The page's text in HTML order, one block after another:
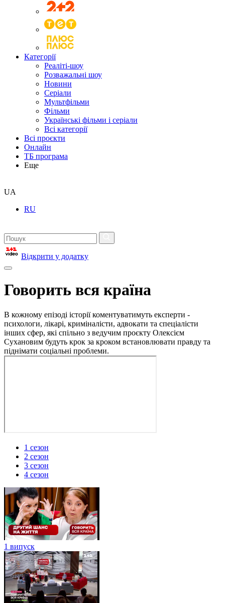
Категорії
Реаліті-шоу
Розважальні шоу
Новини
Серіали
Мультфільми
Фільми
Українські фільми і серіали
Всі категорії
Всі проєкти
Онлайн
ТБ програма
Еще
UA
RU
Відкрити у додатку
Говорить вся країна
В кожному епізоді історії коментуватимуть експерти -
психологи, лікарі, криміналісти, адвокати та спеціалісти
інших сфер, які спільно з ведучим проєкту Олексієм
Сухановим будуть крок за кроком встановлювати правду та
піднімати соціальні проблеми.
1 сезон
2 сезон
3 сезон
4 сезон
1 випуск